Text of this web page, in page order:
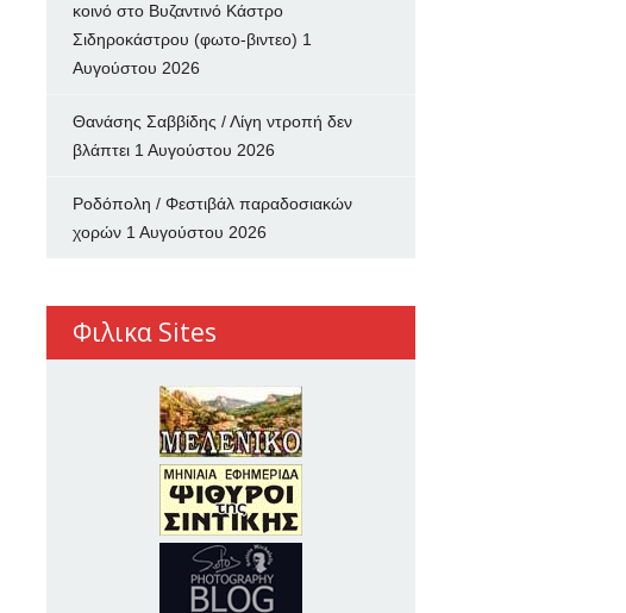
κοινό στο Βυζαντινό Κάστρο
Σιδηροκάστρου (φωτο-βιντεο) 1
Αυγούστου 2026
Θανάσης Σαββίδης / Λίγη ντροπή δεν
βλάπτει 1 Αυγούστου 2026
Ροδόπολη / Φεστιβάλ παραδοσιακών
χορών 1 Αυγούστου 2026
Φιλικα Sites